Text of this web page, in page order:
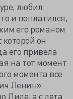
любил
и поплатился,
его романом
он
его привела
на тот момент
момента все
Ленин»
Лиле, а с лета